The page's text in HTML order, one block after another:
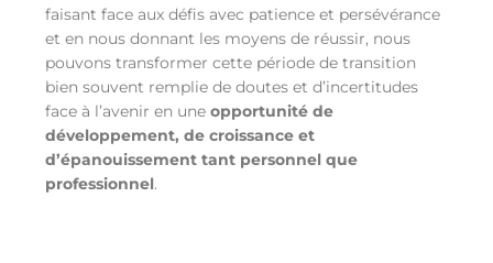
faisant face aux défis avec patience et persévérance
et en nous donnant les moyens de réussir, nous
pouvons transformer cette période de transition
bien souvent remplie de doutes et d’incertitudes
face à l’avenir en uneopportunité de
développement, de croissance et
d’épanouissement tant personnel que
professionnel.